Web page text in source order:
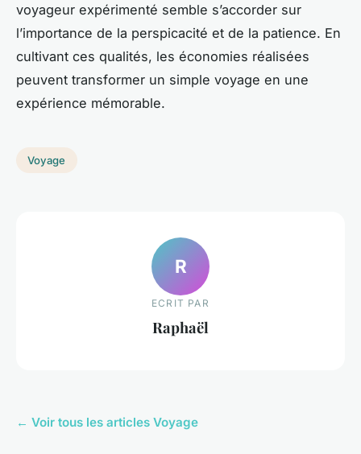
voyageur expérimenté semble s’accorder sur
l’importance de la perspicacité et de la patience. En
cultivant ces qualités, les économies réalisées
peuvent transformer un simple voyage en une
expérience mémorable.
Voyage
R
ECRIT PAR
Raphaël
← Voir tous les articles Voyage